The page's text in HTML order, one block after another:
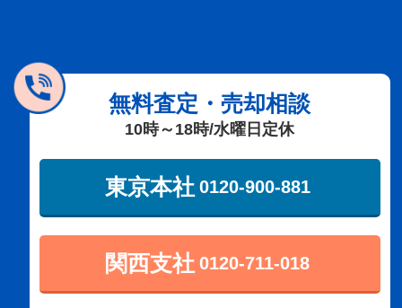
無料査定・売却相談
10時～18時/水曜日定休
東京本社 0120-900-881
関西支社 0120-711-018